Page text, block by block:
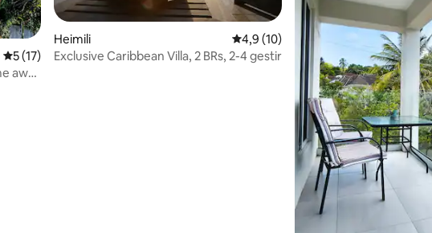
5 af 5 í meðaleinkunn, 17 umsagnir
5 (17)
away
Heimili 4,9 af 5 í meðaleinkunn, 10 umsagnir
4,9 (10)
Exclusive Caribbean Villa, 2 BRs, 2-4 gestir